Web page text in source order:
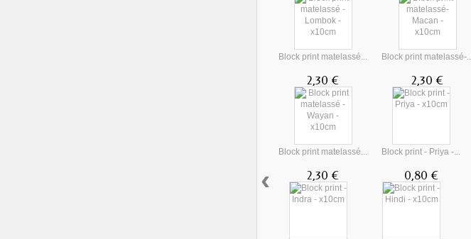
Block print matelassé...
2,30 €
Block print matelassé-...
2,30 €
Block print matelassé...
2,30 €
Block print - Priya -...
0,80 €
‹